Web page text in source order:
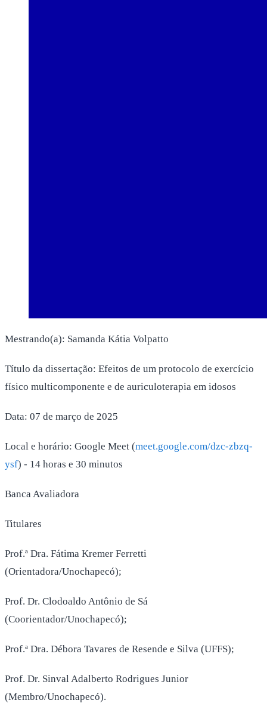
Mestrando(a): Samanda Kátia Volpatto
Título da dissertação: Efeitos de um protocolo de exercício
físico multicomponente e de auriculoterapia em idosos
Data: 07 de março de 2025
Local e horário: Google Meet (meet.google.com/dzc-zbzq-
ysf) - 14 horas e 30 minutos
Banca Avaliadora
Titulares
Prof.ª Dra. Fátima Kremer Ferretti
(Orientadora/Unochapecó);
Prof. Dr. Clodoaldo Antônio de Sá
(Coorientador/Unochapecó);
Prof.ª Dra. Débora Tavares de Resende e Silva (UFFS);
Prof. Dr. Sinval Adalberto Rodrigues Junior
(Membro/Unochapecó).